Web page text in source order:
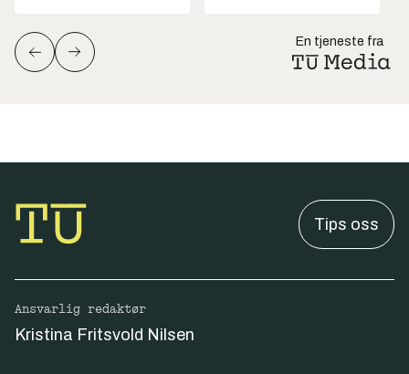
En tjeneste fra
Tips oss
Ansvarlig redaktør
Kristina Fritsvold Nilsen